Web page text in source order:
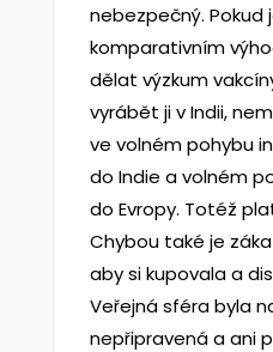
nebezpečný. Pokud
komparativním
dělat výzkum
vyrábět ji v Indii,
ve volném pohybu
do Indie a volném
do Evropy. Totéž
Chybou také je
aby si kupovala a
Veřejná sféra byla
nepřipravená a ani